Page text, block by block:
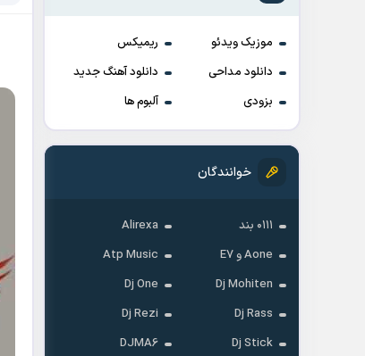
موزیک ویدئو
ریمیکس
دانلود مداحی
دانلود آهنگ جدید
بزودی
آلبوم ها
خوانندگان
۰۱۱۱ بند
Alirexa
Aone و E7
Atp Music
Dj Mohiten
Dj One
Dj Rass
Dj Rezi
Dj Stick
DJMA6